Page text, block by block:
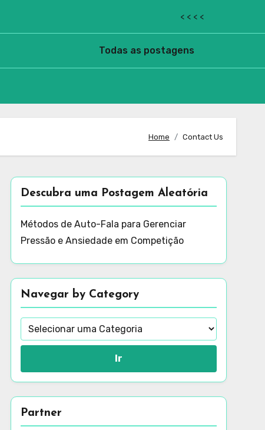
< < < <
Todas as postagens
Home Contact Us
Descubra uma Postagem Aleatória
Métodos de Auto-Fala para Gerenciar
Pressão e Ansiedade em Competição
Navegar by Category
Ir
Partner